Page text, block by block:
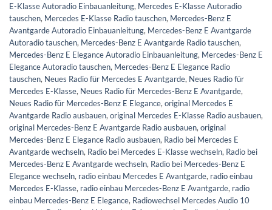
E-Klasse Autoradio Einbauanleitung, Mercedes E-Klasse Autoradio
tauschen, Mercedes E-Klasse Radio tauschen, Mercedes-Benz E
Avantgarde Autoradio Einbauanleitung, Mercedes-Benz E Avantgarde
Autoradio tauschen, Mercedes-Benz E Avantgarde Radio tauschen,
Mercedes-Benz E Elegance Autoradio Einbauanleitung, Mercedes-Benz E
Elegance Autoradio tauschen, Mercedes-Benz E Elegance Radio
tauschen, Neues Radio für Mercedes E Avantgarde, Neues Radio für
Mercedes E-Klasse, Neues Radio für Mercedes-Benz E Avantgarde,
Neues Radio für Mercedes-Benz E Elegance, original Mercedes E
Avantgarde Radio ausbauen, original Mercedes E-Klasse Radio ausbauen,
original Mercedes-Benz E Avantgarde Radio ausbauen, original
Mercedes-Benz E Elegance Radio ausbauen, Radio bei Mercedes E
Avantgarde wechseln, Radio bei Mercedes E-Klasse wechseln, Radio bei
Mercedes-Benz E Avantgarde wechseln, Radio bei Mercedes-Benz E
Elegance wechseln, radio einbau Mercedes E Avantgarde, radio einbau
Mercedes E-Klasse, radio einbau Mercedes-Benz E Avantgarde, radio
einbau Mercedes-Benz E Elegance, Radiowechsel Mercedes Audio 10